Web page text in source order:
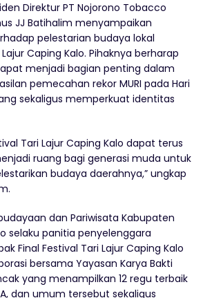
Direktur PT Nojorono Tobacco
JJ Batihalim menyampaikan
pelestarian budaya lokal
Caping Kalo. Pihaknya berharap
menjadi bagian penting dalam
pemecahan rekor MURI pada Hari
sekaligus memperkuat identitas
Tari Lajur Caping Kalo dapat terus
ruang bagi generasi muda untuk
budaya daerahnya,” ungkap
dan Pariwisata Kabupaten
selaku panitia penyelenggara
Final Festival Tari Lajur Caping Kalo
bersama Yayasan Karya Bakti
yang menampilkan 12 regu terbaik
dan umum tersebut sekaligus